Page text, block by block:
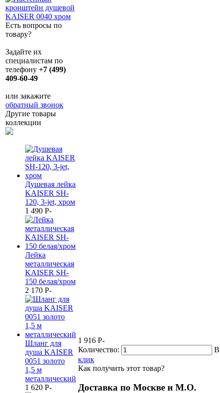
Есть вопросы по
товару?
Задайте их
специалистам по
телефону +7 (499)
409-60-49
или закажите
обратный звонок
Другие товары
коллекции
Душевая лейка
KAISER SH-
120, 3-jet, хром
1 490 P-
Лейка
металлическая
KAISER SH-
150 белая/хром
2 170 P-
Шланг для
душа KAISER
0051 золото
1,5 м
металлический
1 620 P-
1 916 P-
Количество:
В
клик
Как получить этот товар?
Доставка по Москве и М.О.